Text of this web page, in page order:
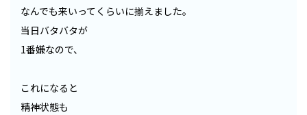
なんでも来いってくらいに揃えました。
当日バタバタが
1番嫌なので、
これになると
精神状態も